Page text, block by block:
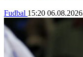
Fudbal 15:20